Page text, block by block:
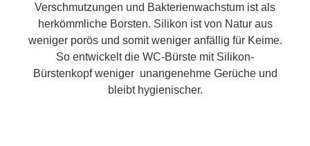
Verschmutzungen und Bakterienwachstum ist als
herkömmliche Borsten. Silikon ist von Natur aus
weniger porös und somit weniger anfällig für Keime.
So entwickelt die WC-Bürste mit Silikon-
Bürstenkopf weniger unangenehme Gerüche und
bleibt hygienischer.